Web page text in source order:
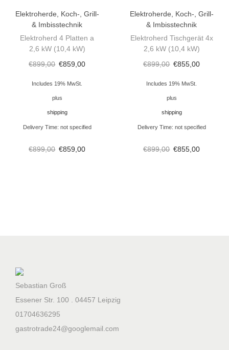
Elektroherde
Koch-, Grill-
& Imbisstechnik
Elektroherd 4 Platten a
2,6 kW (10,4 kW)
€899,00 €859,00
Includes 19% MwSt.
plus
shipping
Delivery Time: not specified
€899,00 €859,00
Elektroherde
Koch-, Grill-
& Imbisstechnik
Elektroherd Tischgerät 4x
2,6 kW (10,4 kW)
€899,00 €855,00
Includes 19% MwSt.
plus
shipping
Delivery Time: not specified
€899,00 €855,00
Sebastian Groß
Essener Str. 100 . 04457 Leipzig
01704636295
gastrotrade24@googlemail.com